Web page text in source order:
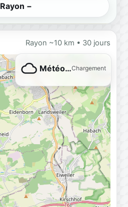
Rayon −
Rayon ~10 km • 30 jours
Météo…Chargement